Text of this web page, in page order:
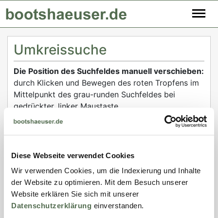
Diese Webseite verwendet Cookies
Wir verwenden Cookies, um die Indexierung und Inhalte
der Website zu optimieren. Mit dem Besuch unserer
Website erklären Sie sich mit unserer
Datenschutzerklärung einverstanden.
Umkreissuche
Die Position des Suchfeldes manuell verschieben:
durch Klicken und Bewegen des roten Tropfens im
Mittelpunkt des grau-runden Suchfeldes bei
gedrückter, linker Maustaste.
Alternativ - die Position des Suchfeldes per
durch Dateneingabe im Suchfelder "Land / Region /
(Beispiel: Eingabe "Marseille". Unter dem
Eingabefeld werden Vorschläge eingeblendet.
Sobald der richtige Vorschlag angezeigt wird,
diesen durch anklicken auswählen. Das Suchfeld